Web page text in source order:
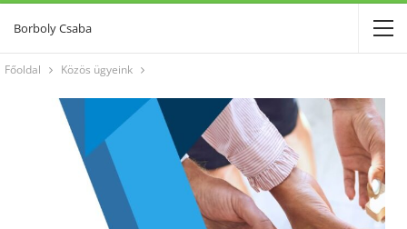
Borboly Csaba
Főoldal Közös ügyeink